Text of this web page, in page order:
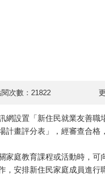
次數：21822
設置「新住民就業友善職
畫評分表」，經審查合格
庭教育課程或活動時，可
安排新住民家庭成員進行